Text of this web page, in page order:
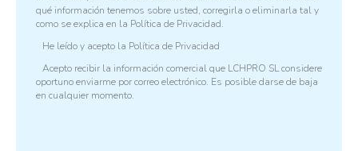
qué información tenemos sobre usted, corregirla o eliminarla tal y
como se explica en la Política de Privacidad.
He leído y acepto la Política de Privacidad
Acepto recibir la información comercial que LCHPRO SL considere
oportuno enviarme por correo electrónico. Es posible darse de baja
en cualquier momento.